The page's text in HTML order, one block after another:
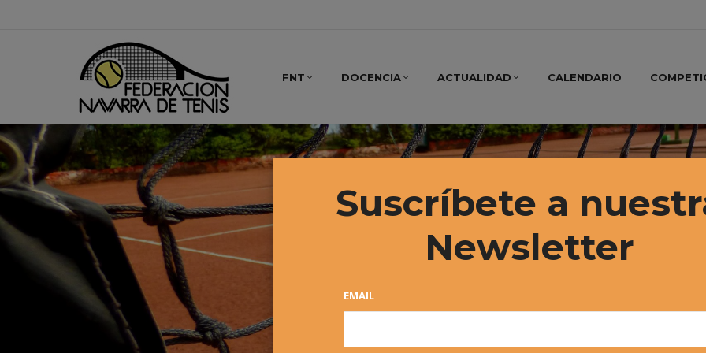
FNT DOCENCIA ACTUALIDAD CALENDARIO
Suscríbete a
Newsletter
EMAIL